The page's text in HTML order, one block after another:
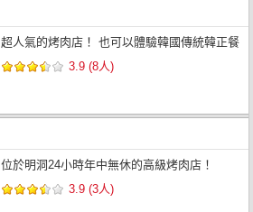
超人氣的烤肉店！ 也可以體驗韓國傳統韓正餐
3.9 (8人)
位於明洞24小時年中無休的高級烤肉店！
3.9 (3人)